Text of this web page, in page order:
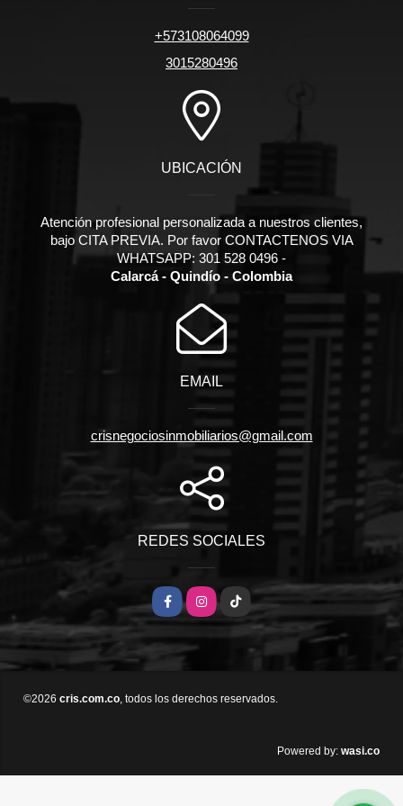
+573108064099
3015280496
UBICACIÓN
Atención profesional personalizada a nuestros clientes,
bajo CITA PREVIA. Por favor CONTACTENOS VIA
WHATSAPP: 301 528 0496 -
Calarcá - Quindío - Colombia
EMAIL
crisnegociosinmobiliarios@gmail.com
REDES SOCIALES
FacebookInstagramTikTok
©2026 cris.com.co, todos los derechos reservados.
Powered by: wasi.co